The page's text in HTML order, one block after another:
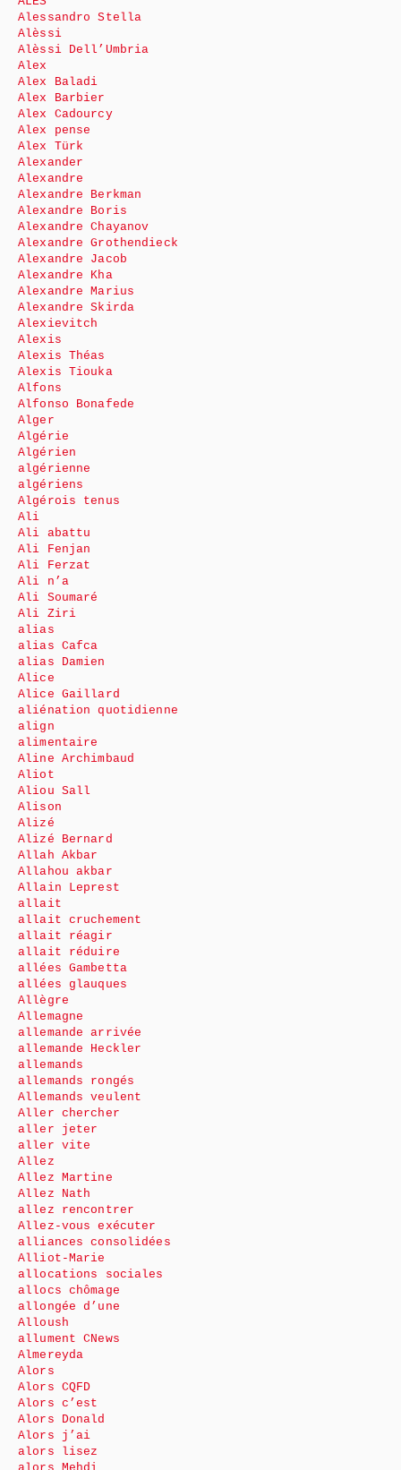
Alessandro Stella
Alèssi
Alèssi Dell’Umbria
Alex
Alex Baladi
Alex Barbier
Alex Cadourcy
Alex pense
Alex Türk
Alexander
Alexandre
Alexandre Berkman
Alexandre Boris
Alexandre Chayanov
Alexandre Grothendieck
Alexandre Jacob
Alexandre Kha
Alexandre Marius
Alexandre Skirda
Alexievitch
Alexis
Alexis Théas
Alexis Tiouka
Alfons
Alfonso Bonafede
Alger
Algérie
Algérien
algérienne
algériens
Algérois tenus
Ali
Ali abattu
Ali Fenjan
Ali Ferzat
Ali n’a
Ali Soumaré
Ali Ziri
alias
alias Cafca
alias Damien
Alice
Alice Gaillard
aliénation quotidienne
align
alimentaire
Aline Archimbaud
Aliot
Aliou Sall
Alison
Alizé
Alizé Bernard
Allah Akbar
Allahou akbar
Allain Leprest
allait
allait cruchement
allait réagir
allait réduire
allées Gambetta
allées glauques
Allègre
Allemagne
allemande arrivée
allemande Heckler
allemands
allemands rongés
Allemands veulent
Aller chercher
aller jeter
aller vite
Allez
Allez Martine
Allez Nath
allez rencontrer
Allez-vous exécuter
alliances consolidées
Alliot-Marie
allocations sociales
allocs chômage
allongée d’une
Alloush
allument CNews
Almereyda
Alors
Alors CQFD
Alors c’est
Alors Donald
Alors j’ai
alors lisez